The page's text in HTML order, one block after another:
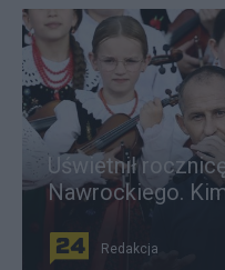
Uświetnił
Nawrockiego.
Redakcja